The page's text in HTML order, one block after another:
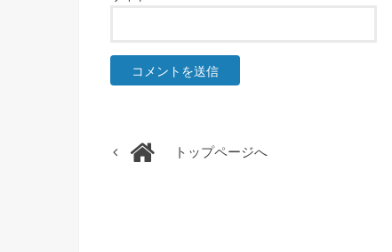
トップページへ